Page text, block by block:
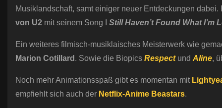
Musiklandschaft, samt einiger neuer Entdeckungen
von U2 mit seinem Song I Still Haven’t Found What I’m
Ein weiteres filmisch-musiklaisches Meisterwerk wie
Marion Cotillard . Sowie die Biopics Respectund Aline,
Noch mehr Animationsspaß gibt es momentan mit
empfiehlt sich auch der Netflix-Anime Beastars.